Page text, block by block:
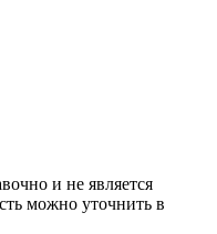
и не является
можно уточнить в